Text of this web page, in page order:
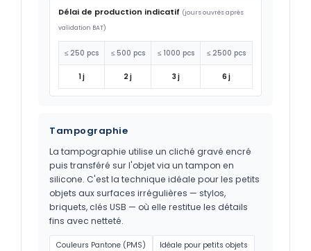
Délai de production indicatif (jours ouvrés après
validation BAT)
≤ 250 pcs ≤ 500 pcs ≤ 1000 pcs ≤ 2500 pcs
1 j 2 j 3 j 6 j
Tampographie
La tampographie utilise un cliché gravé encré
puis transféré sur l'objet via un tampon en
silicone. C'est la technique idéale pour les petits
objets aux surfaces irrégulières — stylos,
briquets, clés USB — où elle restitue les détails
fins avec netteté.
Couleurs Pantone (PMS)
Idéale pour petits objets